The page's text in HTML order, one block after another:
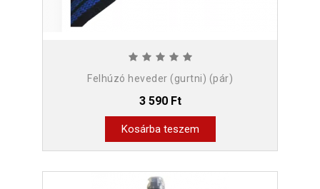
Felhúzó heveder (gurtni) (pár)
3 590 Ft
Kosárba teszem